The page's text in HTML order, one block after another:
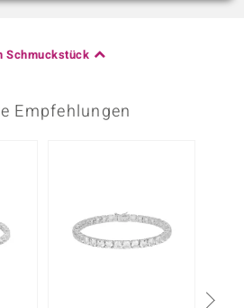
Schmuckstück
Empfehlungen